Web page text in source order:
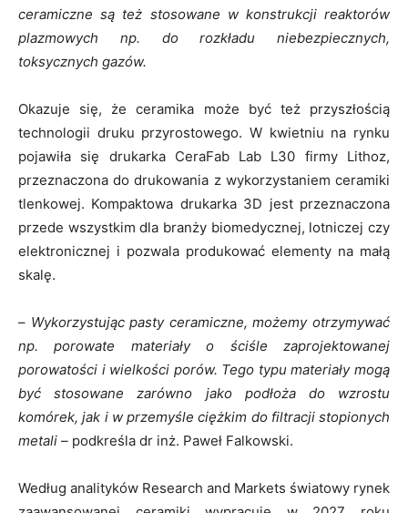
ceramiczne są też stosowane w konstrukcji reaktorów
plazmowych np. do rozkładu niebezpiecznych,
toksycznych gazów.
Okazuje się, że ceramika może być też przyszłością
technologii druku przyrostowego. W kwietniu na rynku
pojawiła się drukarka CeraFab Lab L30 firmy Lithoz,
przeznaczona do drukowania z wykorzystaniem ceramiki
tlenkowej. Kompaktowa drukarka 3D jest przeznaczona
przede wszystkim dla branży biomedycznej, lotniczej czy
elektronicznej i pozwala produkować elementy na małą
skalę.
– Wykorzystując pasty ceramiczne, możemy otrzymywać
np. porowate materiały o ściśle zaprojektowanej
porowatości i wielkości porów. Tego typu materiały mogą
być stosowane zarówno jako podłoża do wzrostu
komórek, jak i w przemyśle ciężkim do filtracji stopionych
metali – podkreśla dr inż. Paweł Falkowski.
Według analityków Research and Markets światowy rynek